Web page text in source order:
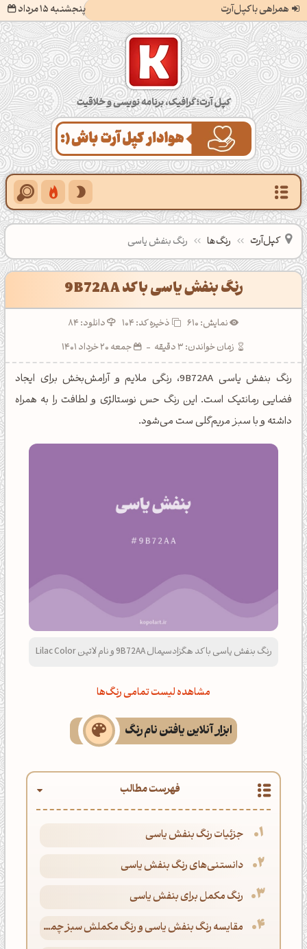
همراهی با کپل‌آرت پنجشنبه 15 مرداد کپل‌آرت؛ گرافیک، برنامه‌نویسی و خلاقیت
کپل‌آرت رنگ‌ها رنگ بنفش یاسی
رنگ بنفش یاسی با کد 9B72AA
نمایش: 610 ذخیره کد:104
دانلود: 84
زمان خواندن: 3 دقیقه
- جمعه 20 خرداد 1401
رنگ بنفش یاسی 9B72AA، رنگی ملایم و آرامش‌بخش برای ایجاد
فضایی رمانتیک است. این رنگ حس نوستالژی و لطافت را به همراه
داشته و با سبز مریم‌گلی ست می‌شود.
رنگ بنفش یاسی با کد هگزادسیمال 9B72AA و نام لاتین Lilac Color
مشاهده لیست تمامی رنگ‌ها
ابزار آنلاین یافتن نام رنگ
فهرست مطالب
جزئیات رنگ بنفش یاسی
دانستنی‌های رنگ بنفش یاسی
رنگ مکمل برای بنفش یاسی
مقایسه رنگ بنفش یاسی و رنگ مکملش سبز چمنی